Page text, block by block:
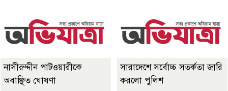
নাসীরুদ্দীন পাটওয়ারীকে
অবাঞ্ছিত ঘোষণা
সারাদেশে সর্বোচ্চ সতর্কতা জারি
করলো পুলিশ